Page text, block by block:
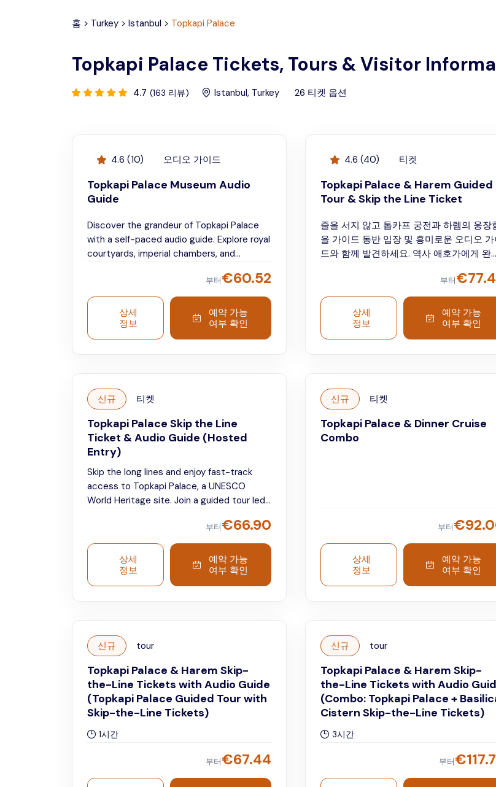
홈 > Turkey > Istanbul > Topkapi Palace
Topkapi Palace Tickets, Tours & Visitor
4.7 (163 리뷰) Istanbul, Turkey 26 티켓 옵션
4.6 (10) 오디오 가이드
Topkapi Palace Museum Audio
Guide
Discover the grandeur of Topkapi Palace
with a self-paced audio guide. Explore royal
courtyards, imperial chambers, and
부터€60.52
상세
정보
예약 가능
여부 확인
4.6 (40) 티켓
Topkapi Palace & Harem Guided
Tour & Skip the Line Ticket
줄을 서지 않고 톱카프 궁전과 하렘의 웅장
을 가이드 동반 입장 및 흥미로운 오디오 가
드와 함께 발견하세요. 역사 애호가에게 완벽
부터€
상세
정보
예약 가능
여부 확인
신규 티켓
Topkapi Palace Skip the Line
Ticket & Audio Guide (Hosted
Entry)
Skip the long lines and enjoy fast-track
access to Topkapi Palace, a UNESCO
World Heritage site. Join a guided tour led
the palace’s most fascinating highlights
and stories. Afterward, explore freely at
your own pace with the audio guide and
immerse yourself in the grandeur of
Ottoman history.
부터€66.90
상세
정보
예약 가능
여부 확인
신규 티켓
Topkapi Palace & Dinner Cruise
Combo
부터€
상세
정보
예약 가능
여부 확인
신규 tour
Topkapi Palace & Harem Skip-
the-Line Tickets with Audio Guide
(Topkapi Palace Guided Tour with
Skip-the-Line Tickets)
1시간
부터€67.44
신규 tour
Topkapi Palace & Harem Skip-
the-Line Tickets with Audio
(Combo: Topkapi Palace +
Cistern Skip-the-Line Tickets)
3시간
부터€